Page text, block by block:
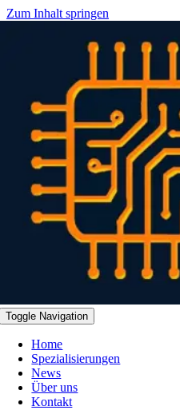
Zum Inhalt springen
Toggle Navigation
Home
Spezialisierungen
News
Über uns
Kontakt